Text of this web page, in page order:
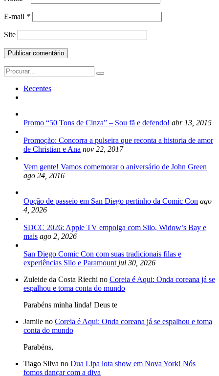
E-mail *
Site
Search
for:
Recentes
Promo “50 Tons de Cinza” – Sou fã e defendo! abr 13, 2015
Promoção: Concorra a pulseira que reconta a historia de amor
de Christian e Ana nov 22, 2017
Vem gente! Vamos comemorar o aniversário de John Green
ago 24, 2016
Opção de passeio em San Diego pertinho da Comic Con ago
4, 2026
SDCC 2026: Apple TV empolga com Silo, Widow’s Bay e
mais ago 2, 2026
San Diego Comic Con com suas tradicionais filas e
experiências Silo e Paramount jul 30, 2026
Zuleide da Costa Riechi no Coreia é Aqui: Onda coreana já se
espalhou e toma conta do mundo
Parabéns minha linda! Deus te
Jamile no Coreia é Aqui: Onda coreana já se espalhou e toma
conta do mundo
Parabéns,
Tiago Silva no Dua Lipa lota show em Nova York! Nós
fomos dançar com a diva